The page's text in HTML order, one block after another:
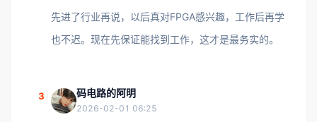
先进了行业再说，以后真对FPGA感兴趣，工作后再学
也不迟。现在先保证能找到工作，这才是最务实的。
3 码电路的阿明
2026-02-01 06:25